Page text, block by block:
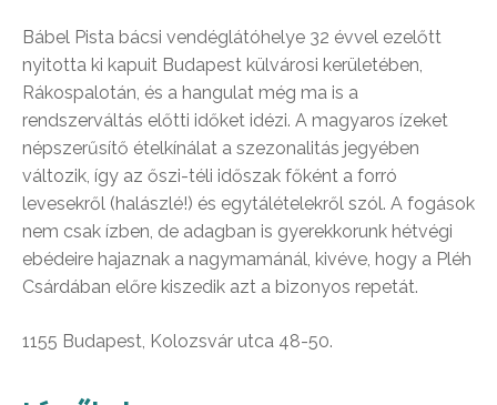
Bábel Pista bácsi vendéglátóhelye 32 évvel ezelőtt
nyitotta ki kapuit Budapest külvárosi kerületében,
Rákospalotán, és a hangulat még ma is a
rendszerváltás előtti időket idézi. A magyaros ízeket
népszerűsítő ételkínálat a szezonalitás jegyében
változik, így az őszi-téli időszak főként a forró
levesekről (halászlé!) és egytálételekről szól. A fogások
nem csak ízben, de adagban is gyerekkorunk hétvégi
ebédeire hajaznak a nagymamánál, kivéve, hogy a Pléh
Csárdában előre kiszedik azt a bizonyos repetát.
1155 Budapest, Kolozsvár utca 48-50.